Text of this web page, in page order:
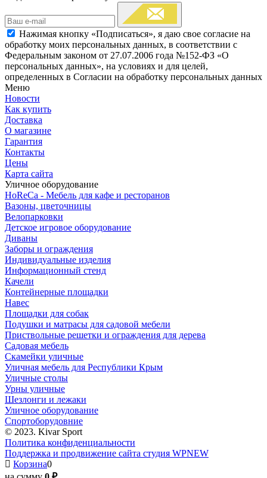
Нажимая кнопку «Подписаться», я даю свое согласие на
обработку моих персональных данных, в соответствии с
Федеральным законом от 27.07.2006 года №152-ФЗ «О
персональных данных», на условиях и для целей,
определенных в Согласии на обработку персональных данных
Меню
Новости
Как купить
Доставка
О магазине
Гарантия
Контакты
Цены
Карта сайта
Уличное оборудование
HoReCa - Мебель для кафе и ресторанов
Вазоны, цветочницы
Велопарковки
Детское игровое оборудование
Диваны
Заборы и ограждения
Индивидуальные изделия
Информационный стенд
Качели
Контейнерные площадки
Навес
Площадки для собак
Подушки и матрасы для садовой мебели
Приствольные решетки и ограждения для дерева
Садовая мебель
Скамейки уличные
Уличная мебель для Республики Крым
Уличные столы
Урны уличные
Шезлонги и лежаки
Уличное оборудование
Спортоборудовние
© 2023. Kivar Sport
Политика конфиденциальности
Поддержка и продвижение сайта студия WPNEW
Корзина0